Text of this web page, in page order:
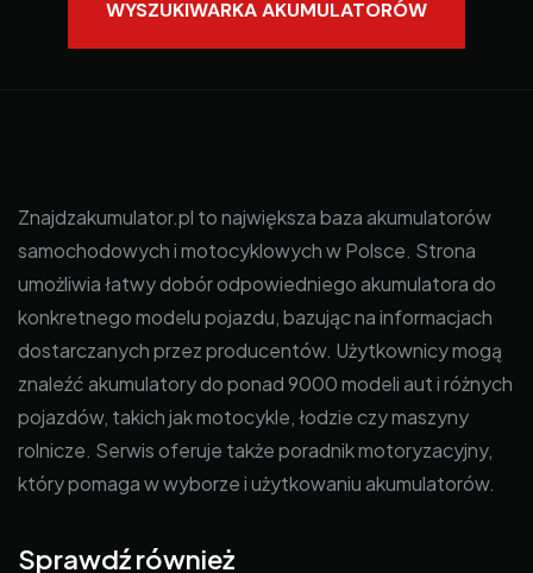
WYSZUKIWARKA AKUMULATORÓW
Znajdzakumulator.pl to największa baza akumulatorów
samochodowych i motocyklowych w Polsce. Strona
umożliwia łatwy dobór odpowiedniego akumulatora do
konkretnego modelu pojazdu, bazując na informacjach
dostarczanych przez producentów. Użytkownicy mogą
znaleźć akumulatory do ponad 9000 modeli aut i różnych
pojazdów, takich jak motocykle, łodzie czy maszyny
rolnicze. Serwis oferuje także poradnik motoryzacyjny,
który pomaga w wyborze i użytkowaniu akumulatorów.
Sprawdź również